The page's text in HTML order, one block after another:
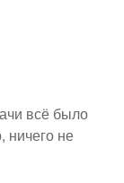
всё было
ничего не